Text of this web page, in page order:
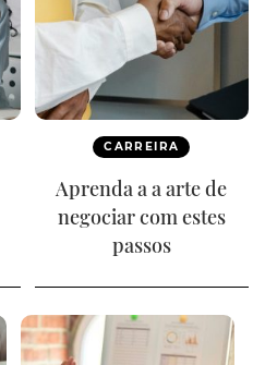
CARREIRA
Aprenda a a arte de
negociar com estes
passos